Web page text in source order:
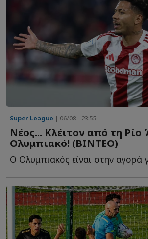
Super League | 06/08 - 23:55
Νέος... Κλέιτον από τη Ρίο
Ολυμπιακό! (ΒΙΝΤΕΟ)